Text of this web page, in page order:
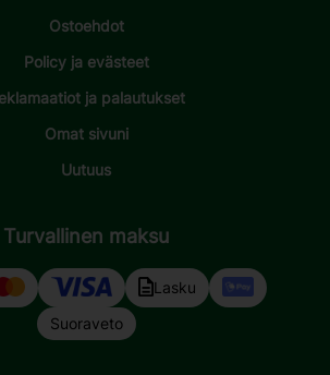
Ostoehdot
Policy ja evästeet
ja palautukset
Omat sivuni
Uutuus
Turvallinen maksu
Lasku
Suoraveto